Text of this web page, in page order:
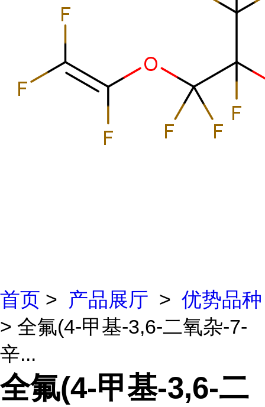
首页 > 产品展厅 > 优势品种
> 全氟(4-甲基-3,6-二氧杂-7-
辛...
全氟(4-甲基-3,6-二